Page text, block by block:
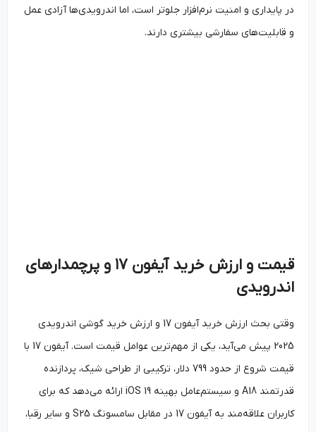
در پایداری و امنیت نرم‌افزار جلوتر است، اما اندرویدی‌ها آزادی عمل
و قابلیت‌های سفارشی بیشتری دارند.
قیمت و ارزش خرید آیفون ۱۷ و پرچمدارهای
اندرویدی
وقتی بحث ارزش خرید آیفون 17 و ارزش خرید گوشی اندرویدی
2025 پیش می‌آید، یکی از مهم‌ترین عوامل قیمت است. آیفون 17 با
قیمت شروع از حدود 799 دلار، ترکیبی از طراحی شیک، پردازنده
قدرتمند A18 و سیستم‌عامل بهینه iOS 19 ارائه می‌دهد که برای
کاربران علاقه‌مند به آیفون 17 در مقابل سامسونگ S25 و سایر رقبا،